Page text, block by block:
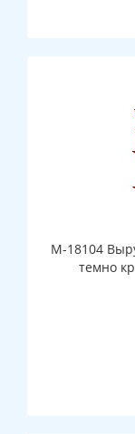
М-18104
темно